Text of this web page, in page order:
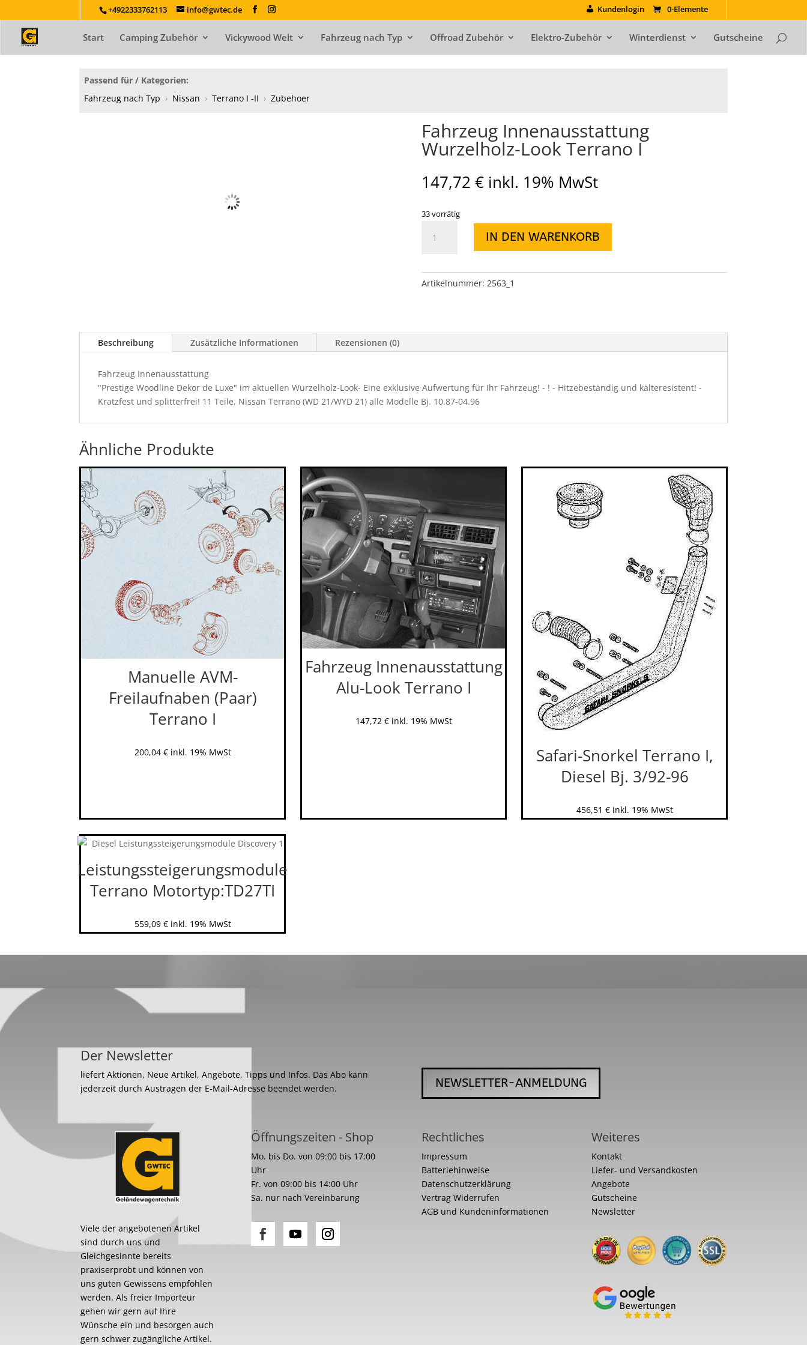
+4922333762113 info@gwtec.de Kundenlogin 0-Elemente
Start Camping Zubehör Vickywood Welt Fahrzeug nach Typ Offroad Zubehör Elektro-Zubehör Winterdienst Gutscheine
Passend für / Kategorien:
Fahrzeug nach Typ › Nissan › Terrano I -II › Zubehoer
Fahrzeug Innenausstattung
Wurzelholz-Look Terrano I
147,72 € inkl. 19% MwSt
33 vorrätig
Innenausstattung
Terrano
IN DEN WARENKORB
Artikelnummer: 2563_1
Beschreibung Zusätzliche Informationen Rezensionen (0)
Fahrzeug Innenausstattung
"Prestige Woodline Dekor de Luxe" im aktuellen Wurzelholz-Look- Eine exklusive Aufwertung für Ihr Fahrzeug! - ! - Hitzebeständig und kälteresistent! -
Kratzfest und splitterfrei! 11 Teile, Nissan Terrano (WD 21/WYD 21) alle Modelle Bj. 10.87-04.96
Ähnliche Produkte
Manuelle AVM-
Freilaufnaben (Paar)
Terrano I
200,04 € inkl. 19% MwSt
Fahrzeug Innenausstattung
Alu-Look Terrano I
147,72 € inkl. 19% MwSt
Safari-Snorkel Terrano I,
Diesel Bj. 3/92-96
456,51 € inkl. 19% MwSt
Leistungssteigerungsmodule
Terrano Motortyp:TD27TI
559,09 € inkl. 19% MwSt
Der Newsletter
liefert Aktionen, Neue Artikel, Angebote, Tipps und Infos. Das Abo kann
jederzeit durch Austragen der E-Mail-Adresse beendet werden.
NEWSLETTER-ANMELDUNG
Viele der angebotenen Artikel
sind durch uns und
Gleichgesinnte bereits
praxiserprobt und können von
uns guten Gewissens empfohlen
werden. Als freier Importeur
gehen wir gern auf Ihre
Wünsche ein und besorgen auch
gern schwer zugängliche Artikel.
Öffnungszeiten - Shop
Mo. bis Do. von 09:00 bis 17:00
Uhr
Fr. von 09:00 bis 14:00 Uhr
Sa. nur nach Vereinbarung
Rechtliches
Impressum
Batteriehinweise
Datenschutzerklärung
Vertrag Widerrufen
AGB und Kundeninformationen
Weiteres
Kontakt
Liefer- und Versandkosten
Angebote
Gutscheine
Newsletter